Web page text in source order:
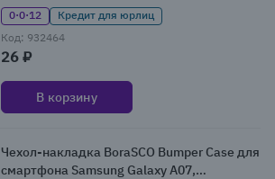
0·0·12
Кредит для юрлиц
Код: 932464
26 ₽
В корзину
Чехол-накладка BoraSCO Bumper Case для
смартфона Samsung Galaxy A07,